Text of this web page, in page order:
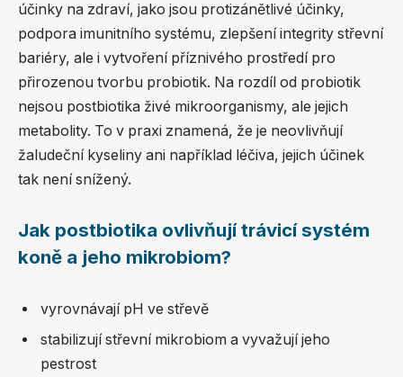
účinky na zdraví, jako jsou protizánětlivé účinky,
podpora imunitního systému, zlepšení integrity střevní
bariéry, ale i vytvoření příznivého prostředí pro
přirozenou tvorbu probiotik. Na rozdíl od probiotik
nejsou postbiotika živé mikroorganismy, ale jejich
metabolity. To v praxi znamená, že je neovlivňují
žaludeční kyseliny ani například léčiva, jejich účinek
tak není snížený.
Jak postbiotika ovlivňují trávicí systém
koně a jeho mikrobiom?
vyrovnávají pH ve střevě
stabilizují střevní mikrobiom a vyvažují jeho
pestrost